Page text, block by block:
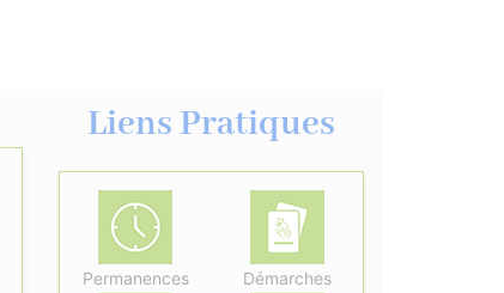
Liens Pratiques
Permanences Démarches